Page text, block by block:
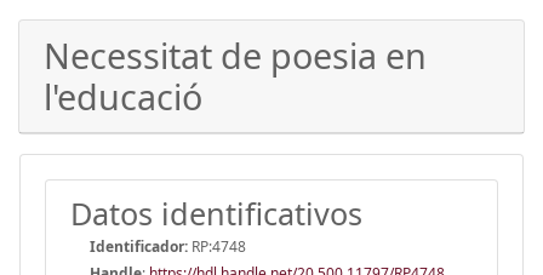
Necessitat de poesia en
l'educació
Datos identificativos
Identificador: RP:4748